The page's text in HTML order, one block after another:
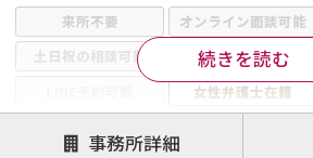
来所不要 オンライン面談可能
土日祝の相談可能
19時以降電話可能
女性弁護士在籍
注力案件
続きを読む
事務所詳細